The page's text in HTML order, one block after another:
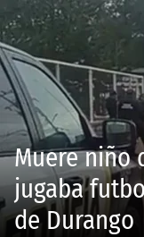
Muere niño
jugaba
de Durango